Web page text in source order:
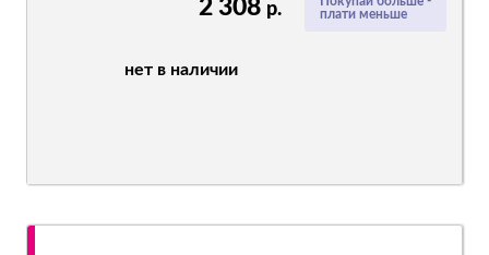
плати меньше
2 308 р.
нет в наличии